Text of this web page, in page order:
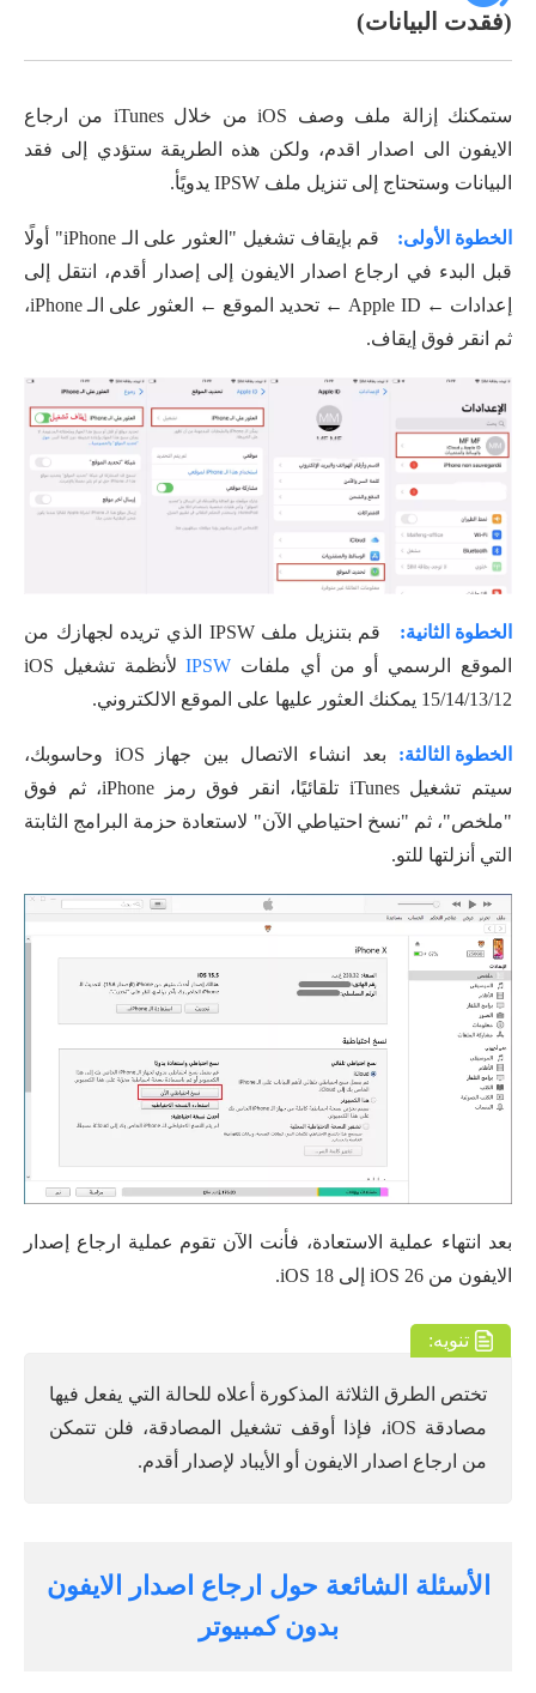
(فقدت البيانات)
ستمكنك إزالة ملف وصف iOS من خلال iTunes من ارجاع
الايفون الى اصدار اقدم، ولكن هذه الطريقة ستؤدي إلى فقد
البيانات وستحتاج إلى تنزيل ملف IPSW يدويًأ.
الخطوة الأولى:
قم بإيقاف تشغيل "العثور على الـ iPhone" أولًا
قبل البدء في ارجاع اصدار الايفون إلى إصدار أقدم، انتقل إلى
إعدادات ← Apple ID ← تحديد الموقع ← العثور على الـ iPhone،
ثم انقر فوق إيقاف.
الخطوة الثانية:
قم بتنزيل ملف IPSW الذي تريده لجهازك من
الموقع الرسمي أو من أي ملفات IPSW
لأنظمة تشغيل iOS
15/14/13/12 يمكنك العثور عليها على الموقع الالكتروني.
الخطوة الثالثة:
بعد انشاء الاتصال بين جهاز iOS وحاسوبك،
سيتم تشغيل iTunes تلقائيًا، انقر فوق رمز iPhone، ثم فوق
"ملخص"، ثم "نسخ احتياطي الآن" لاستعادة حزمة البرامج الثابتة
التي أنزلتها للتو.
بعد انتهاء عملية الاستعادة، فأنت الآن تقوم عملية ارجاع إصدار
الايفون من iOS 26 إلى iOS 18.
تنويه:
تختص الطرق الثلاثة المذكورة أعلاه للحالة التي يفعل فيها
مصادقة iOS، فإذا أوقف تشغيل المصادقة، فلن تتمكن
من ارجاع اصدار الايفون أو الأيباد لإصدار أقدم.
الأسئلة الشائعة حول ارجاع اصدار الايفون
بدون كمبيوتر